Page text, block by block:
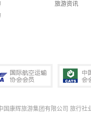
旅游资讯
康辉旅游集团有限公司 旅行